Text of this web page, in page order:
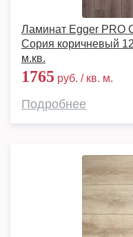
Ламинат Egger PRO
Сория коричневый
м.кв.
1765 руб. / кв. м.
Подробнее